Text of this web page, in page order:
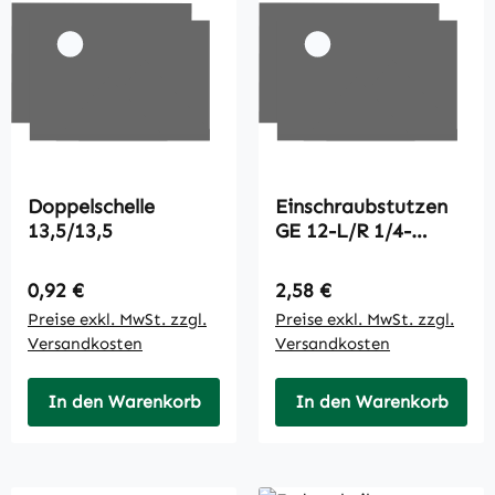
Doppelschelle
13,5/13,5
Regulärer Preis:
0,92 €
Preise exkl. MwSt. zzgl.
Versandkosten
In den Warenkorb
Einschraubstutzen
GE 12-L/R 1/4-
Regulärer Preis:
2,58 €
Preise exkl. MwSt. zzgl.
Versandkosten
In den Warenkorb